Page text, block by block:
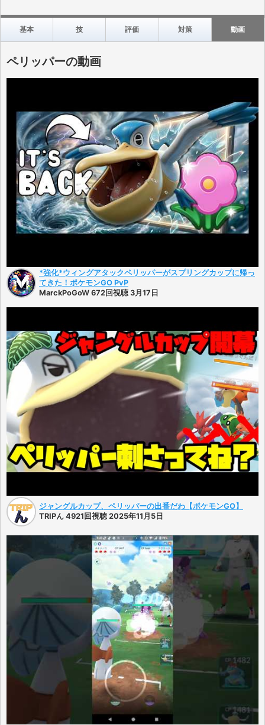
基本 技 評価 対策 動画
ペリッパーの動画
*強化*ウィングアタックペリッパーがスプリングカップに帰っ
てきた！ポケモンGO PvP
MarckPoGoW 672回視聴 3月17日
ジャングルカップ、ペリッパーの出番だわ【ポケモンGO】
TRIPん 4921回視聴 2025年11月5日